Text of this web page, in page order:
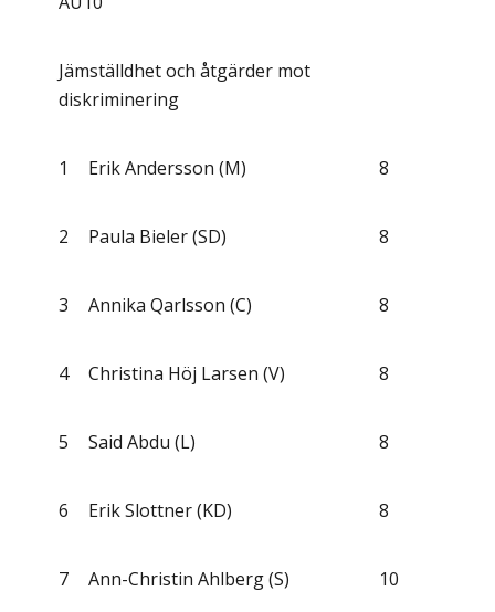
Jämställdhet och åtgärder mot
diskriminering
1 Erik Andersson (M) 8
2 Paula Bieler (SD) 8
3 Annika Qarlsson (C) 8
4 Christina Höj Larsen (V) 8
5 Said Abdu (L) 8
6 Erik Slottner (KD) 8
7 Ann-Christin Ahlberg (S) 10